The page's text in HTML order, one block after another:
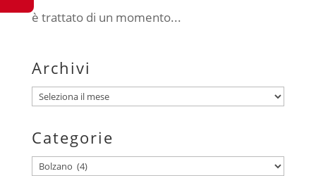
è trattato di un momento...
Archivi
Archivi
Categorie
Categorie